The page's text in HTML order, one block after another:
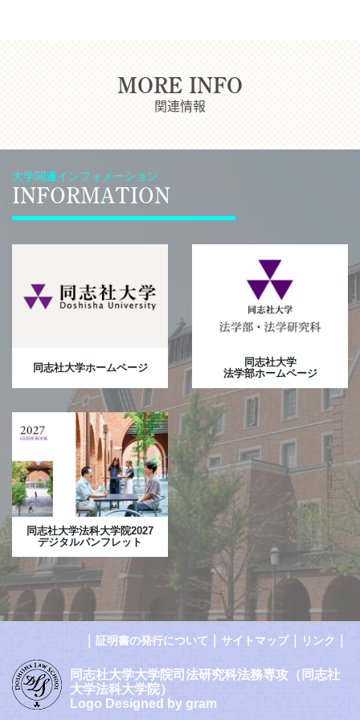
MORE INFO
関連情報
大学関連インフォメーション
INFORMATION
同志社大学ホームページ
同志社大学
法学部ホームページ
同志社大学法科大学院2027
デジタルパンフレット
証明書の発行について サイトマップ｜ リンク
同志社大学大学院司法研究科法務専攻（同志社
大学法科大学院）
Logo Designed by gram